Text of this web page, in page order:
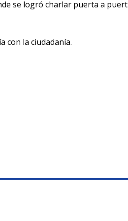
se logró charlar puerta a
con la ciudadanía.